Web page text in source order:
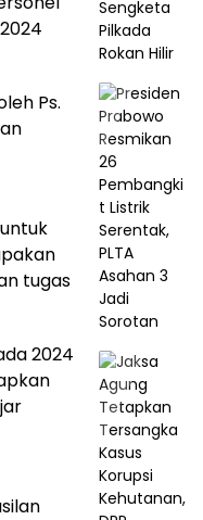
Ps.
tugas
2024